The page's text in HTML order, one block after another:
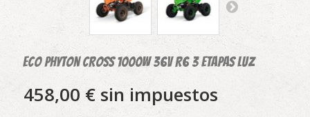
ECO Phyton CROSS 1000w 36v R6 3 etapas luz
458,00 € sin impuestos